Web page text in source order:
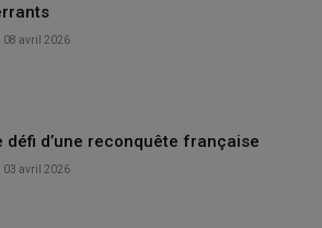
08 avril 2026
défi d’une reconquête française
03 avril 2026